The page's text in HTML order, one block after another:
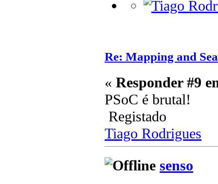
Re: Mapping and
« Responder #9
PSoC é brutal!
Registado
Tiago Rodrigues
senso